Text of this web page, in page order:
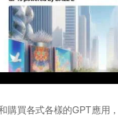
購買各式各樣的GPT應用